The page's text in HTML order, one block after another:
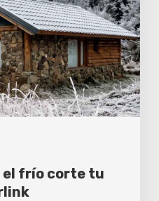
el frío corte tu